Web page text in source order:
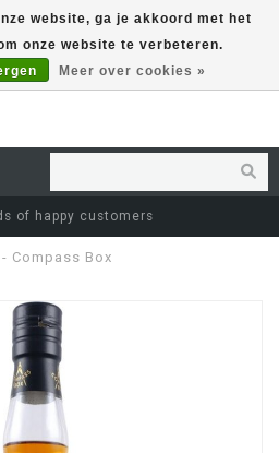
bottler specialist
Compass Box
website, ga je akkoord met het
onze website te verbeteren.
Meer over cookies »